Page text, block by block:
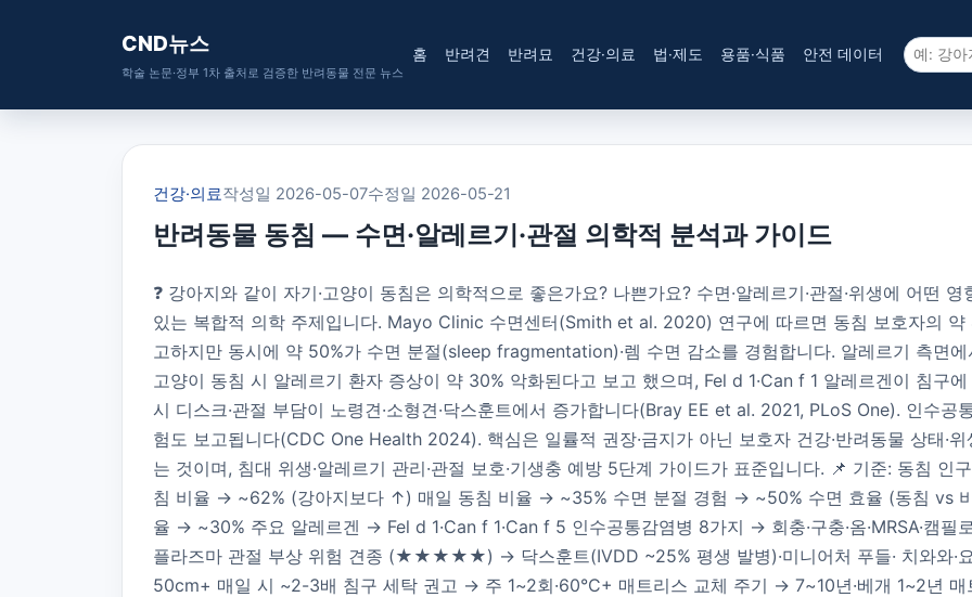
CND뉴스
학술 논문·정부 1차 출처로 검증한 반려동물 전문 뉴스
홈 반려견 반려묘 건강·의료 법·제도 용품·식품 안전 데이터
건강·의료작성일 2026-05-07수정일 2026-05-21
반려동물 동침 — 수면·알레르기·관절 의학적 분석과 가이드
❓ 강아지와 같이 자기·고양이 동침은 의학적으로 좋은가요? 나쁜가요? 수면·알레르기·관절·위생에 어떤
있는 복합적 의학 주제입니다. Mayo Clinic 수면센터(Smith et al. 2020) 연구에 따르면 동침 보호자의
고하지만 동시에 약 50%가 수면 분절(sleep fragmentation)·렘 수면 감소를 경험합니다. 알레르기 측면
고양이 동침 시 알레르기 환자 증상이 약 30% 악화된다고 보고 했으며, Fel d 1·Can f 1 알레르겐이 침구
시 디스크·관절 부담이 노령견·소형견·닥스훈트에서 증가합니다(Bray EE et al. 2021, PLoS One). 인수공
험도 보고됩니다(CDC One Health 2024). 핵심은 일률적 권장·금지가 아닌 보호자 건강·반려동물 상태·
는 것이며, 침대 위생·알레르기 관리·관절 보호·기생충 예방 5단계 가이드가 표준입니다. 📌 기준: 동침
침 비율 → ~62% (강아지보다 ↑) 매일 동침 비율 → ~35% 수면 분절 경험 → ~50% 수면 효율 (동침 vs
율 → ~30% 주요 알레르겐 → Fel d 1·Can f 1·Can f 5 인수공통감염병 8가지 → 회충·구충·옴·MRSA·캠필
플라즈마 관절 부상 위험 견종 (★★★★★) → 닥스훈트(IVDD ~25% 평생 발병)·미니어처 푸들· 치와와·
50cm+ 매일 시 ~2-3배 침구 세탁 권고 → 주 1~2회·60°C+ 매트리스 교체 주기 → 7~10년·베개 1~2년